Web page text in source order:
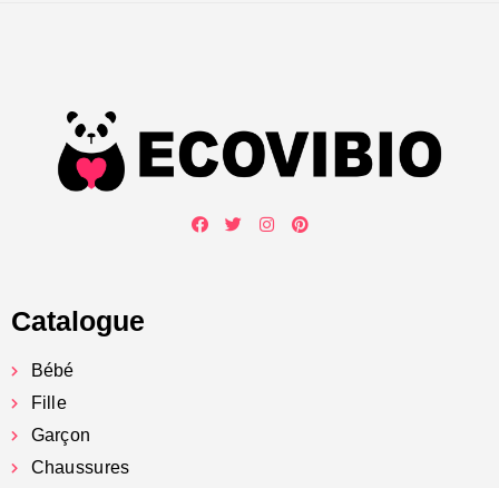
Catalogue
Bébé
Fille
Garçon
Chaussures